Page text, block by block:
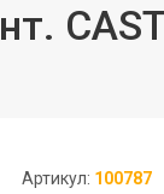
Артикул: 100787